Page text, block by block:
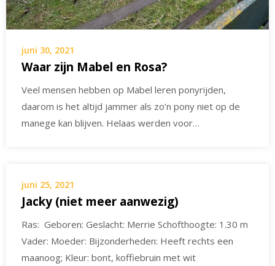
juni 30, 2021
Waar zijn Mabel en Rosa?
Veel mensen hebben op Mabel leren ponyrijden,
daarom is het altijd jammer als zo’n pony niet op de
manege kan blijven. Helaas werden voor…
juni 25, 2021
Jacky (niet meer aanwezig)
Ras: Geboren: Geslacht: Merrie Schofthoogte: 1.30 m
Vader: Moeder: Bijzonderheden: Heeft rechts een
maanoog; Kleur: bont, koffiebruin met wit